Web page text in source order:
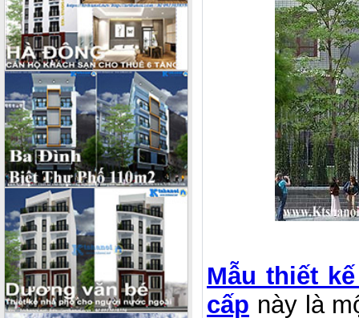
Mẫu thiết
cấp này là